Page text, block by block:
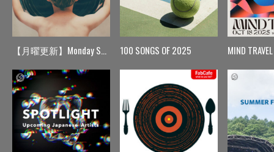
【月曜更新】Monday Spin 100 SONGS OF 2025 MIND TRAVEL